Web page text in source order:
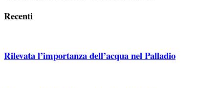
Recenti
Rilevata l’importanza dell’acqua nel Palladio